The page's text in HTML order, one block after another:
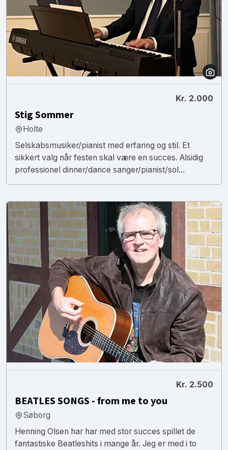
Kr. 2.000
Stig Sommer
Holte
Selskabsmusiker/pianist med erfaring og stil. Et
sikkert valg når festen skal være en succes. Alsidig
professionel dinner/dance sanger/pianist/sol...
Kr. 2.500
BEATLES SONGS - from me to you
Søborg
Henning Olsen har har med stor succes spillet de
fantastiske Beatleshits i mange år. Jeg er med i to